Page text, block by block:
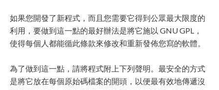
如果您開發了新程式，而且您需要它得到公眾最大限度的
利用，要做到這一點的最好辦法是將它施以 GNU GPL，
使得每個人都能循此條款來修改和重新發佈您寫的軟體。
為了做到這一點，請將程式附上下列聲明。最安全的方式
是將它放在每個原始碼檔案的開頭，以便最有效地傳遞沒